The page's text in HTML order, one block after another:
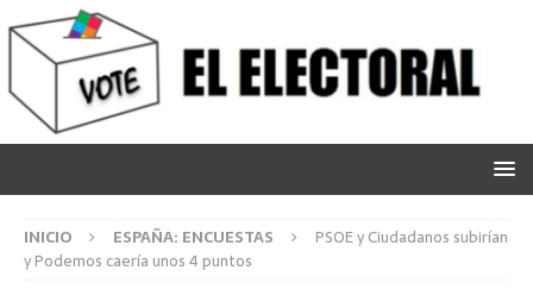
INICIO ESPAÑA: ENCUESTAS
PSOE y Ciudadanos subirían
y Podemos caería unos 4 puntos